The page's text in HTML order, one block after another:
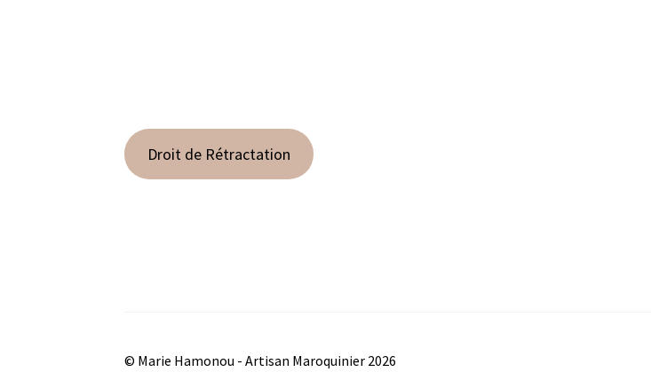
Droit de Rétractation
© Marie Hamonou - Artisan Maroquinier 2026